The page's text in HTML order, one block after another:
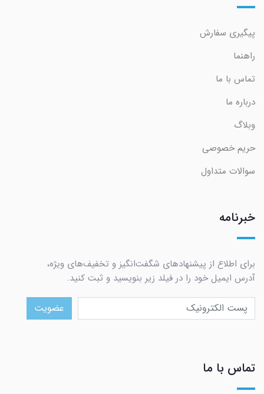
پیگیری سفارش
راهنما
تماس با ما
درباره ما
وبلاگ
حریم خصوصی
سوالات متداول
خبرنامه
برای اطلاع از پیشنهادهای شگفت‌انگیز و تخفیف‌های ویژه،
آدرس ایمیل خود را در فیلد زیر بنویسید و ثبت کنید.
عضویت
تماس با ما